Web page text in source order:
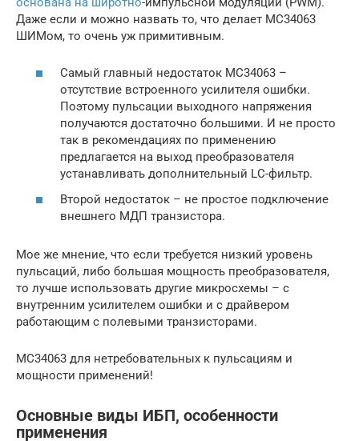
Даже если и можно назвать то, что делает MC34063
ШИМом, то очень уж примитивным.
Самый главный недостаток MC34063 –
отсутствие встроенного усилителя ошибки.
Поэтому пульсации выходного напряжения
получаются достаточно большими. И не просто
так в рекомендациях по применению
предлагается на выход преобразователя
устанавливать дополнительный LC-фильтр.
Второй недостаток – не простое подключение
внешнего МДП транзистора.
Мое же мнение, что если требуется низкий уровень
пульсаций, либо большая мощность преобразователя,
то лучше использовать другие микросхемы – с
внутренним усилителем ошибки и с драйвером
работающим с полевыми транзисторами.
MC34063 для нетребовательных к пульсациям и
мощности применений!
Основные виды ИБП, особенности
применения